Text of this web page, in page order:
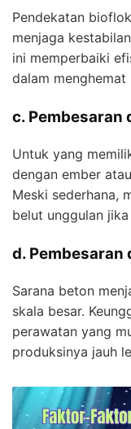
Pendekatan
menjaga
ini memperbaiki
dalam menghemat
c. Pembesaran
Untuk yang
dengan ember
Meski sederhana,
belut unggulan
d. Pembesaran
Sarana beton
skala besar.
perawatan yang
produksinya jauh